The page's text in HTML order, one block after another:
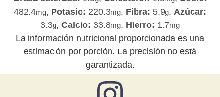
482.4mg, Potasio: 220.3mg, Fibra: 5.9g, Azúcar:
3.3g, Calcio: 33.8mg, Hierro: 1.7mg
La información nutricional proporcionada es una
estimación por porción. La precisión no está
garantizada.